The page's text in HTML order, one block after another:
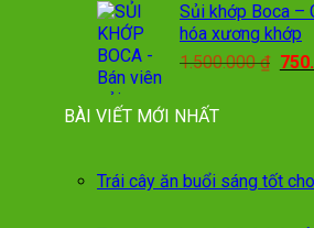
Sủi khớp Boca –
hóa xương khớp
1.500.000₫ Giá
BÀI VIẾT MỚI NHẤT
Trái cây ăn buổi sáng tốt